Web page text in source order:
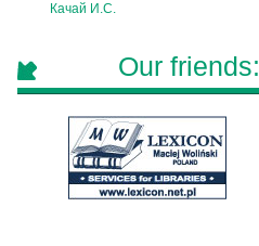
Качай И.С.
Our friends: